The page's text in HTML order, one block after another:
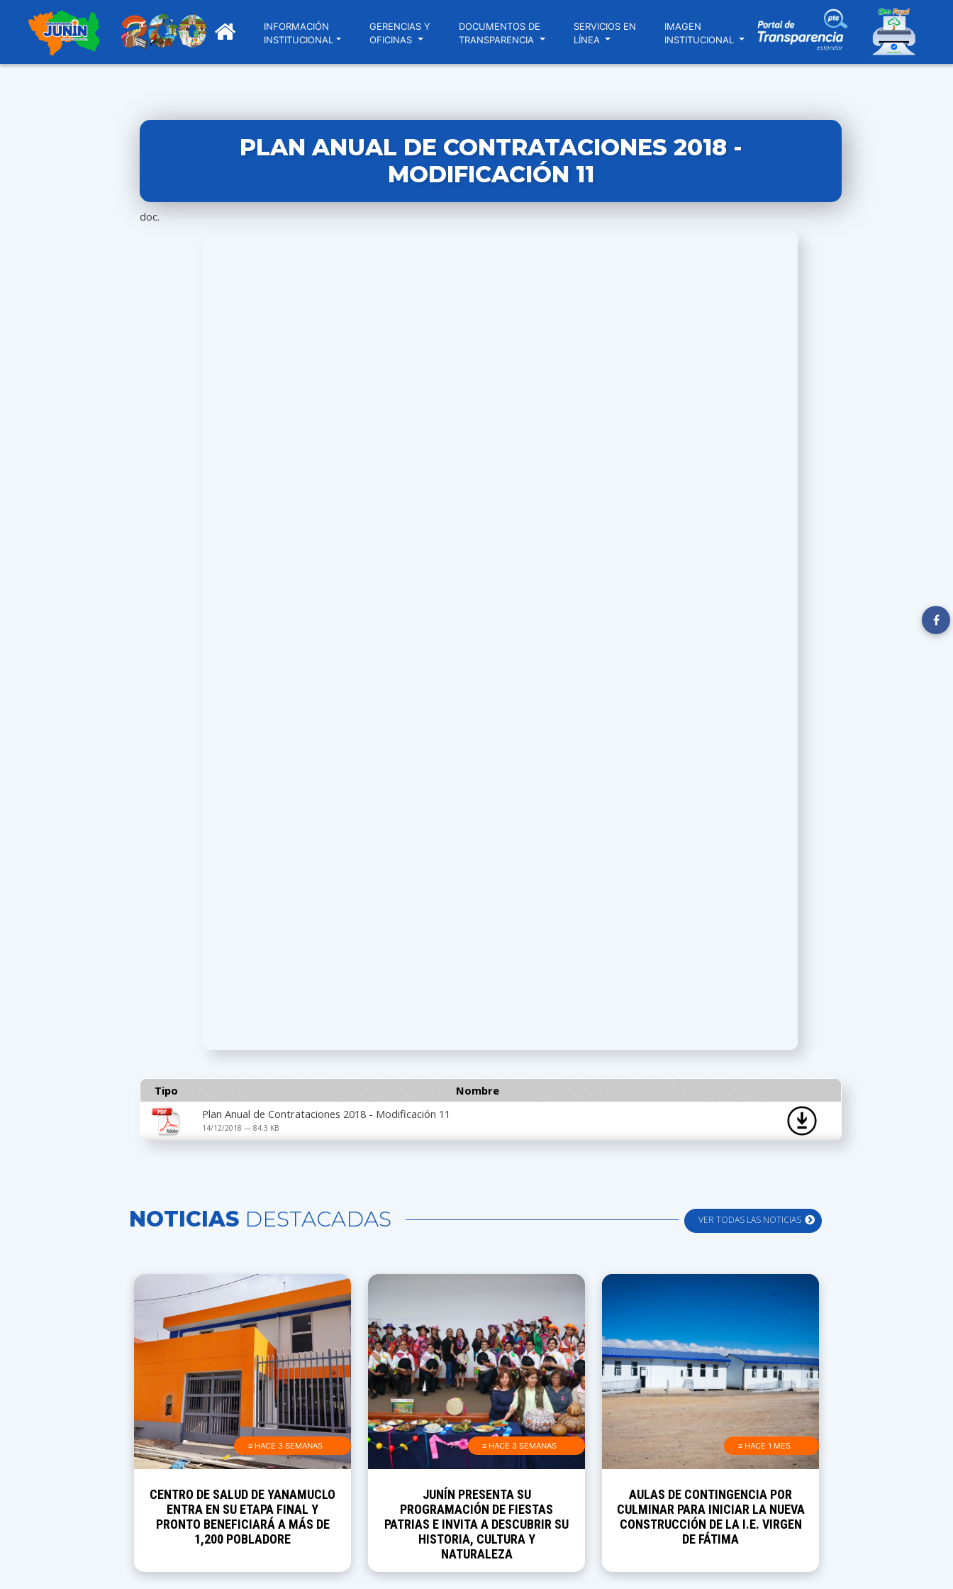
INFORMACIÓN
INSTITUCIONAL
GERENCIAS Y
OFICINAS
DOCUMENTOS DE
TRANSPARENCIA
SERVICIOS EN
LÍNEA
IMAGEN
INSTITUCIONAL
PLAN ANUAL DE CONTRATACIONES 2018 -
MODIFICACIÓN 11
doc.
Tipo
Nombre
Plan Anual de Contrataciones 2018 - Modificación 11
14/12/2018 — 84.3 KB
VER TODAS LAS NOTICIAS
NOTICIAS DESTACADAS
≡ HACE 3 SEMANAS
CENTRO DE SALUD DE YANAMUCLO
ENTRA EN SU ETAPA FINAL Y
PRONTO BENEFICIARÁ A MÁS DE
1,200 POBLADORE
≡ HACE 3 SEMANAS
JUNÍN PRESENTA SU
PROGRAMACIÓN DE FIESTAS
PATRIAS E INVITA A DESCUBRIR SU
HISTORIA, CULTURA Y
NATURALEZA
≡ HACE 1 MES
AULAS DE CONTINGENCIA POR
CULMINAR PARA INICIAR LA NUEVA
CONSTRUCCIÓN DE LA I.E. VIRGEN
DE FÁTIMA